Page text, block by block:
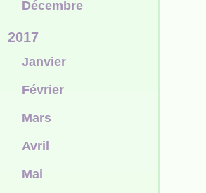
Décembre
2017
Janvier
Février
Mars
Avril
Mai